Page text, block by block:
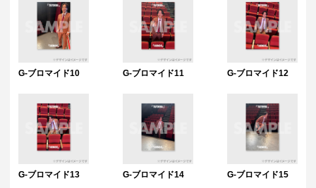
G-ブロマイド10 G-ブロマイド11 G-ブロマイド12
G-ブロマイド13 G-ブロマイド14 G-ブロマイド15